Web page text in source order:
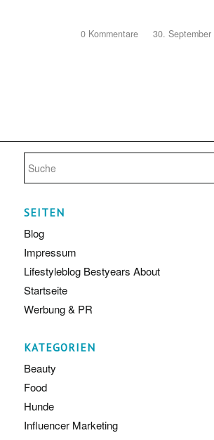
0 Kommentare
/ 30. September
SEITEN
Blog
Impressum
Lifestyleblog Bestyears About
Startseite
Werbung & PR
KATEGORIEN
Beauty
Food
Hunde
Influencer Marketing